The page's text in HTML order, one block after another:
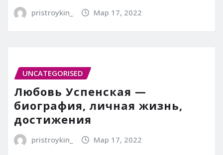
pristroykin_ Мар 17, 2022
UNCATEGORISED
Любовь Успенская —
биография, личная жизнь,
достижения
pristroykin_ Мар 17, 2022